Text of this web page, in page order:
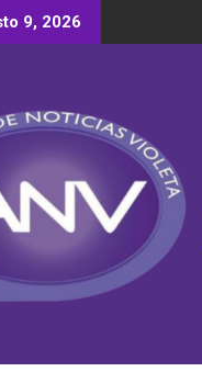
9, 2026